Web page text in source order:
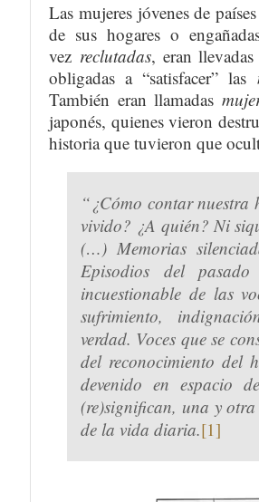
Las mujeres jóvenes de
de sus hogares o
vez reclutadas, eran
obligadas a “satisfacer” las
También eran llamadas
japonés, quienes vieron
historia que tuvieron que
“¿Cómo contar nuestra
vivido? ¿A quién? Ni
(…) Memorias
Episodios del
incuestionable de las
sufrimiento,
verdad. Voces que se
del reconocimiento del
devenido en espacio
(re)significan, una y otra
de la vida diaria.[1]